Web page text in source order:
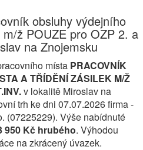
obsluhy výdejního
ž POUZE pro OZP 2. a
na Znojemsku
místa PRACOVNÍK
A TŘÍDĚNÍ ZÁSILEK M/Ž
v lokalitě Miroslav na
trh ke dni 07.07.2026 firma -
(07225229). Výše nabídnuté
950 Kč hrubého. Výhodou
na zkrácený úvazek.